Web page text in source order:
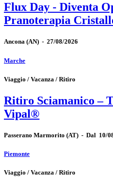
Flux Day - Diventa
Pranoterapia
Ancona (AN) - 27/08/2026
Marche
Viaggio / Vacanza / Ritiro
Ritiro Sciamanico –
Vipal®
Passerano Marmorito (AT) - Dal 10/
Piemonte
Viaggio / Vacanza / Ritiro